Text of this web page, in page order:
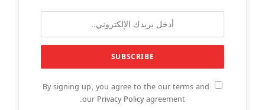
By signing up, you agree to the our terms and
our Privacy Policyagreement.